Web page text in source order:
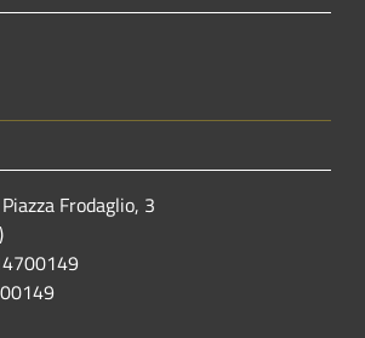
Frodaglio, 3